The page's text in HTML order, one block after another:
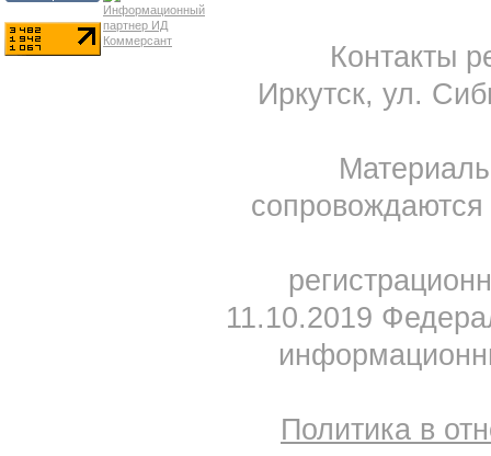
Контакты
Иркутск, ул.
11.10.2019
Политика в